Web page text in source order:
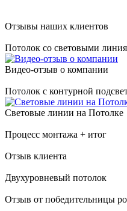
Отзывы наших клиентов
Потолок со световыми
Видео-отзыв о компании
Потолок с контурной
Световые линии на Потолке
Процесс монтажа + итог
Отзыв клиента
Двухуровневый потолок
Отзыв от победительницы